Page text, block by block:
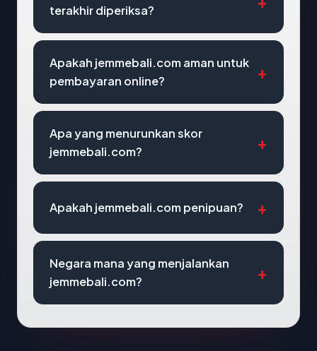
terakhir diperiksa?
Apakah jemmebali.com aman untuk
pembayaran online?
Apa yang menurunkan skor
jemmebali.com?
Apakah jemmebali.com penipuan?
Negara mana yang menjalankan
jemmebali.com?